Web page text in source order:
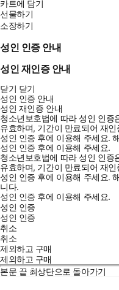
카트에 담기
선물하기
소장하기
성인 인증 안내
성인 재인증 안내
닫기 닫기
성인 인증 안내
성인 재인증 안내
청소년보호법에 따라 성인 인증
유효하며, 기간이 만료되어 재
성인 인증 후에 이용해 주세요.
성인 인증 후에 이용해 주세요.
청소년보호법에 따라 성인 인증
유효하며, 기간이 만료되어 재
성인 인증 후에 이용해 주세요.
니다.
성인 인증 후에 이용해 주세요.
성인 인증
성인 인증
취소
취소
제외하고 구매
제외하고 구매
본문 끝 최상단으로 돌아가기